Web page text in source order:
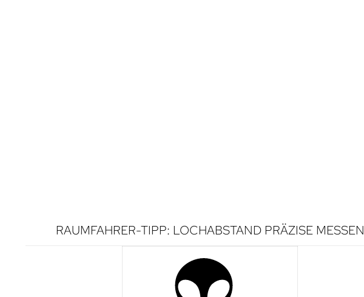
RAUMFAHRER-TIPP: LOCHABSTAND PRÄZISE MESSEN